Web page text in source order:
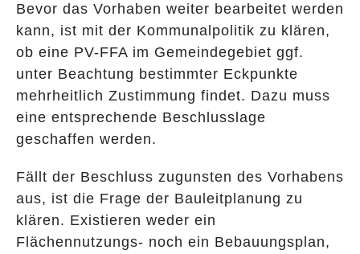
Bevor das Vorhaben weiter bearbeitet werden
kann, ist mit der Kommunalpolitik zu klären,
ob eine PV-FFA im Gemeindegebiet ggf.
unter Beachtung bestimmter Eckpunkte
mehrheitlich Zustimmung findet. Dazu muss
eine entsprechende Beschlusslage
geschaffen werden.
Fällt der Beschluss zugunsten des Vorhabens
aus, ist die Frage der Bauleitplanung zu
klären. Existieren weder ein
Flächennutzungs- noch ein Bebauungsplan,